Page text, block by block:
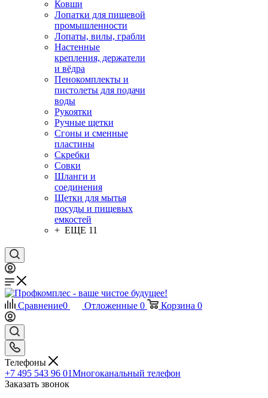
Ковши
Лопатки для пищевой
промышленности
Лопаты, вилы, грабли
Настенные
крепления, держатели
и вёдра
Пенокомплекты и
пистолеты для подачи
воды
Рукоятки
Ручные щетки
Сгоны и сменные
пластины
Скребки
Совки
Шланги и
соединения
Щетки для мытья
посуды и пищевых
емкостей
+ ЕЩЕ 11
Сравнение0 Отложенные 0 Корзина 0
Телефоны
+7 495 543 96 01Многоканальный телефон
Заказать звонок